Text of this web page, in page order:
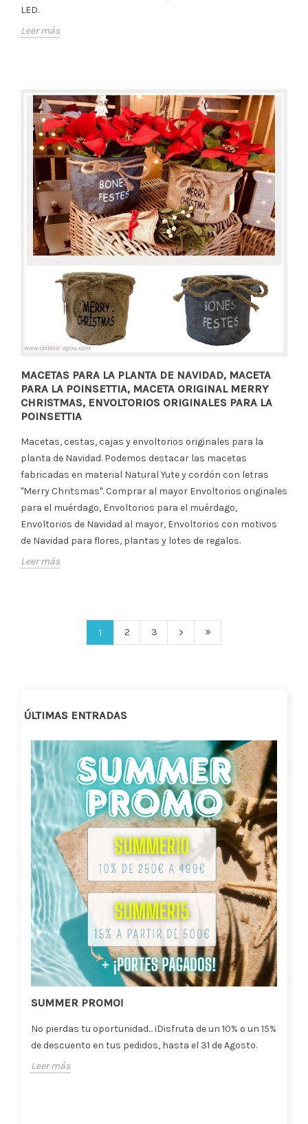
ÚLTIMAS ENTRADAS
SUMMER PROMO!
No pierdas tu oportunidad... ¡Disfruta de un 10% o un 15%
de descuento en tus pedidos, hasta el 31 de Agosto.
Leer más
LED.
Leer más
MACETAS PARA LA PLANTA DE NAVIDAD, MACETA
PARA LA POINSETTIA, MACETA ORIGINAL MERRY
CHRISTMAS, ENVOLTORIOS ORIGINALES PARA LA
POINSETTIA
Macetas, cestas, cajas y envoltorios originales para la
planta de Navidad. Podemos destacar las macetas
fabricadas en material Natural Yute y cordón con letras
"Merry Chritsmas". Comprar al mayor Envoltorios originales
para el muérdago, Envoltorios para el muérdago,
Envoltorios de Navidad al mayor, Envoltorios con motivos
de Navidad para flores, plantas y lotes de regalos.
Leer más
1 2 3